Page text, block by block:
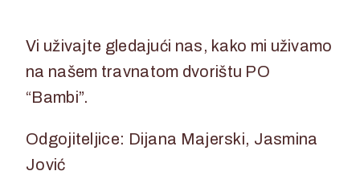
Vi uživajte gledajući nas, kako mi uživamo
na našem travnatom dvorištu PO
“Bambi”.
Odgojiteljice: Dijana Majerski, Jasmina
Jović